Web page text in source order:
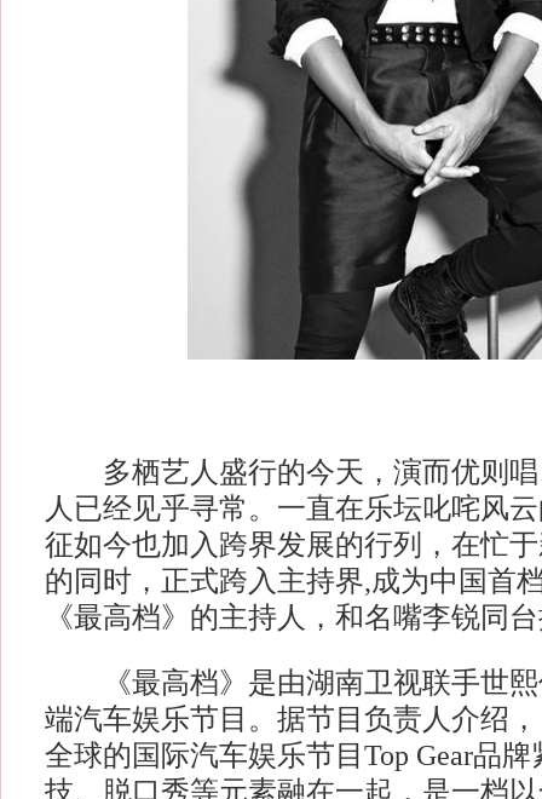
多栖艺人盛行的今天，演而优则唱
人已经见乎寻常。一直在乐坛叱咤风
征如今也加入跨界发展的行列，在忙
的同时，正式跨入主持界,成为中国首
《最高档》的主持人，和名嘴李锐同
《最高档》是由湖南卫视联手世熙
端汽车娱乐节目。据节目负责人介绍
全球的国际汽车娱乐节目Top Gear品
技、脱口秀等元素融在一起，是一档